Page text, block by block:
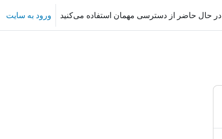
در حال حاضر از دسترسی مهمان استفاده می‌کنید ورود به سایت